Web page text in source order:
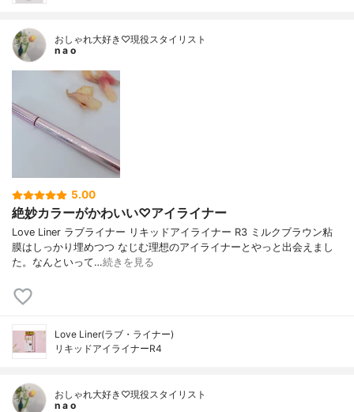
おしゃれ大好き♡現役スタイリスト
n a o
5.00
絶妙カラーがかわいい♡アイライナー
Love Liner ラブライナー リキッドアイライナー R3 ミルクブラウン粘
膜はしっかり埋めつつ なじむ理想のアイライナーとやっと出会えまし
た。なんといって…続きを見る
Love Liner(ラブ・ライナー)
リキッドアイライナーR4
おしゃれ大好き♡現役スタイリスト
n a o